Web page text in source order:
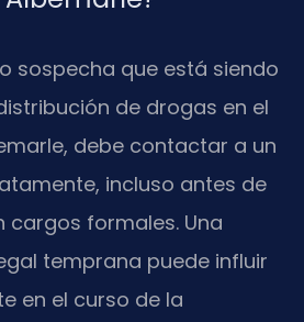
sospecha que está siendo
de drogas en el
debe contactar a un
incluso antes de
cargos formales. Una
temprana puede influir
en el curso de la